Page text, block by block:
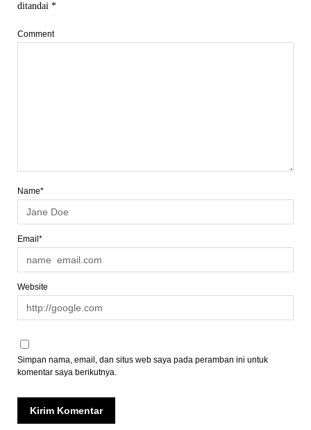
ditandai *
Comment
Name*
Email*
Website
Simpan nama, email, dan situs web saya pada peramban ini untuk
komentar saya berikutnya.